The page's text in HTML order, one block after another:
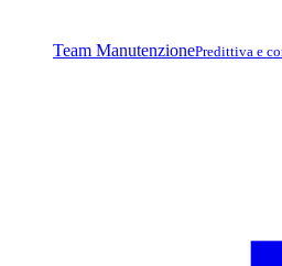
Team ManutenzionePredittiva e